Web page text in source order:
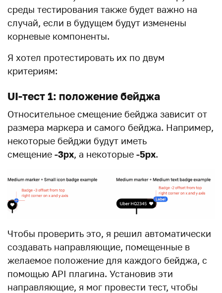
среды тестирования также будет важно на
случай, если в будущем будут изменены
корневые компоненты.
Я хотел протестировать их по двум
критериям:
UI-тест 1: положение бейджа
Относительное смещение бейджа зависит от
размера маркера и самого бейджа. Например,
некоторые бейджи будут иметь
смещение -3px, а некоторые -5px.
Чтобы проверить это, я решил автоматически
создавать направляющие, помещенные в
желаемое положение для каждого бейджа, с
помощью API плагина. Установив эти
направляющие, я мог провести тест, чтобы